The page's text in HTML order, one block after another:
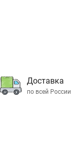
Доставка
по всей России